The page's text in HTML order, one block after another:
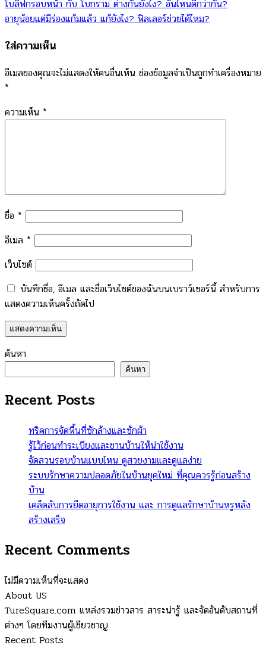
โบลิฟกรอบหน้า กับ โบกราม ต่างกันยังไง? อันไหนดีกว่ากัน?
อายุน้อยแต่มีร่องแก้มแล้ว แก้ยังไง? ฟิลเลอร์ช่วยได้ไหม?
ใส่ความเห็น
อีเมลของคุณจะไม่แสดงให้คนอื่นเห็น ช่องข้อมูลจำเป็นถูกทำเครื่องหมาย
*
ความเห็น *
ชื่อ *
อีเมล *
เว็บไซต์
บันทึกชื่อ, อีเมล และชื่อเว็บไซต์ของฉันบนเบราว์เซอร์นี้ สำหรับการ
แสดงความเห็นครั้งถัดไป
ค้นหา
ค้นหา
Recent Posts
ทริคการจัดพื้นที่ซักล้างและซักผ้า
รู้ไว้ก่อนทำระเบียงและชานบ้านให้น่าใช้งาน
จัดสวนรอบบ้านแบบไหน ดูสวยงามและดูแลง่าย
ระบบรักษาความปลอดภัยในบ้านยุคใหม่ ที่คุณควรรู้ก่อนสร้าง
บ้าน
เคล็ดลับการยืดอายุการใช้งาน และ การดูแลรักษาบ้านหรูหลัง
สร้างเสร็จ
Recent Comments
ไม่มีความเห็นที่จะแสดง
About US
TureSquare.com แหล่งรวมข่าวสาร สาระน่ารู้ และจัดอันดับสถานที่
ต่างๆ โดยทีมงานผู้เชียวชาญ
Recent Posts